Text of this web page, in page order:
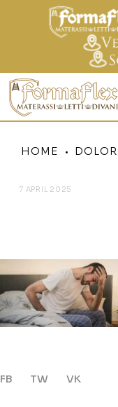
HOME
7 APRIL 2025
FB TW VK